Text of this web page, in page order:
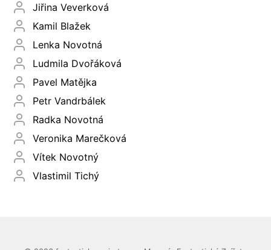
Jiřina Veverková
Kamil Blažek
Lenka Novotná
Ludmila Dvořáková
Pavel Matějka
Petr Vandrbálek
Radka Novotná
Veronika Marečková
Vítek Novotný
Vlastimil Tichý